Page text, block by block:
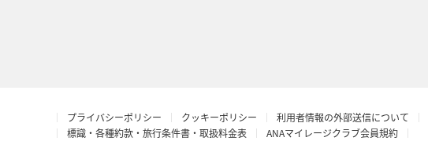
プライバシーポリシー クッキーポリシー 利用者情報の外部送信について
標識・各種約款・旅行条件書・取扱料金表
ANAマイレージクラブ会員規約